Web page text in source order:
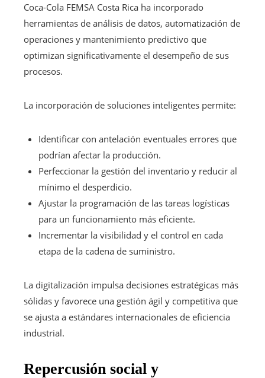
Coca-Cola FEMSA Costa Rica ha incorporado
herramientas de análisis de datos, automatización de
operaciones y mantenimiento predictivo que
optimizan significativamente el desempeño de sus
procesos.
La incorporación de soluciones inteligentes permite:
Identificar con antelación eventuales errores que
podrían afectar la producción.
Perfeccionar la gestión del inventario y reducir al
mínimo el desperdicio.
Ajustar la programación de las tareas logísticas
para un funcionamiento más eficiente.
Incrementar la visibilidad y el control en cada
etapa de la cadena de suministro.
La digitalización impulsa decisiones estratégicas más
sólidas y favorece una gestión ágil y competitiva que
se ajusta a estándares internacionales de eficiencia
industrial.
Repercusión social y